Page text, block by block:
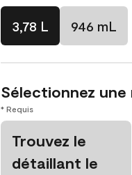
3,78 L 946 mL
Sélectionnez une
* Requis
Trouvez le
détaillant le